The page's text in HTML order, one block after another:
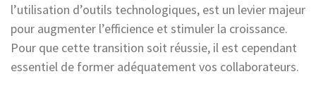
l’utilisation d’outils technologiques, est un levier majeur
pour augmenter l’efficience et stimuler la croissance.
Pour que cette transition soit réussie, il est cependant
essentiel de former adéquatement vos collaborateurs.